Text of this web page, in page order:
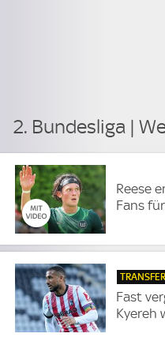
2. Bundesliga |
Reese
Fans
TRANSFER
Fast
Kyereh